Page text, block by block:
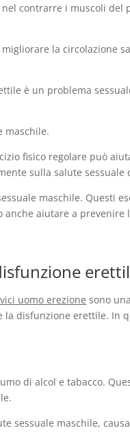
contrarre i muscoli del
la circolazione
è un problema
maschile.
fisico regolare può
sulla salute sessuale
maschile. Questi
anche aiutare a
uomo erezione sono
disfunzione erettile. In
di alcol e tabacco.
sessuale maschile,